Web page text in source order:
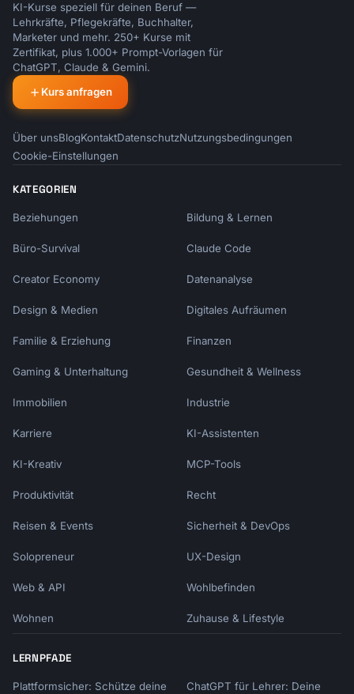
KI-Kurse speziell für deinen Beruf —
Lehrkräfte, Pflegekräfte, Buchhalter,
Marketer und mehr. 250+ Kurse mit
Zertifikat, plus 1.000+ Prompt-Vorlagen für
ChatGPT, Claude & Gemini.
Kurs anfragen
Über unsBlogKontaktDatenschutzNutzungsbedingungen
Cookie-Einstellungen
KATEGORIEN
Beziehungen Bildung & Lernen
Büro-Survival Claude Code
Creator Economy Datenanalyse
Design & Medien Digitales Aufräumen
Familie & Erziehung Finanzen
Gaming & Unterhaltung Gesundheit & Wellness
Immobilien Industrie
Karriere KI-Assistenten
KI-Kreativ MCP-Tools
Produktivität Recht
Reisen & Events Sicherheit & DevOps
Solopreneur UX-Design
Web & API Wohlbefinden
Wohnen Zuhause & Lifestyle
LERNPFADE
Plattformsicher: Schütze deine
ChatGPT für Lehrer: Deine